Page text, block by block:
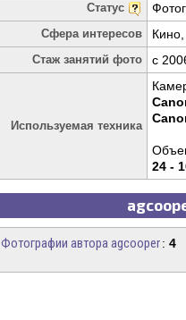
Статус
Сфера интересов
Стаж занятий фото c
Используемая техника
24 -
Фотографии автора agcooper: 4